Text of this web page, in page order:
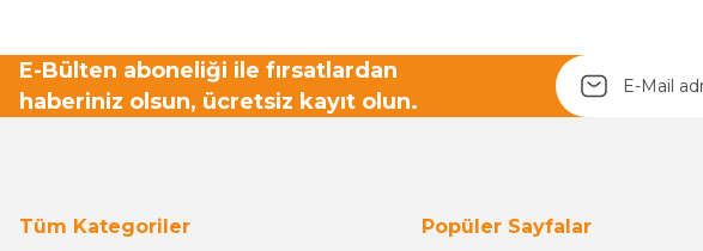
E-Bülten aboneliği ile fırsatlardan
haberiniz olsun, ücretsiz kayıt olun.
Tüm Kategoriler Popüler Sayfalar